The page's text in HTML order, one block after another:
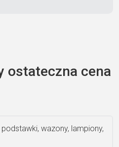
ostateczna cena
wazony, lampiony,